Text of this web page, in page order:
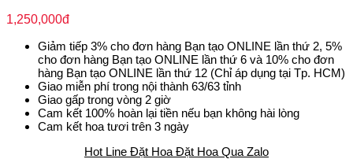
1,250,000đ
Giảm tiếp 3% cho đơn hàng Bạn tạo ONLINE lần thứ 2, 5%
cho đơn hàng Bạn tạo ONLINE lần thứ 6 và 10% cho đơn
hàng Bạn tạo ONLINE lần thứ 12 (Chỉ áp dụng tại Tp. HCM)
Giao miễn phí trong nội thành 63/63 tỉnh
Giao gấp trong vòng 2 giờ
Cam kết 100% hoàn lại tiền nếu bạn không hài lòng
Cam kết hoa tươi trên 3 ngày
Hot Line Đặt Hoa Đặt Hoa Qua Zalo